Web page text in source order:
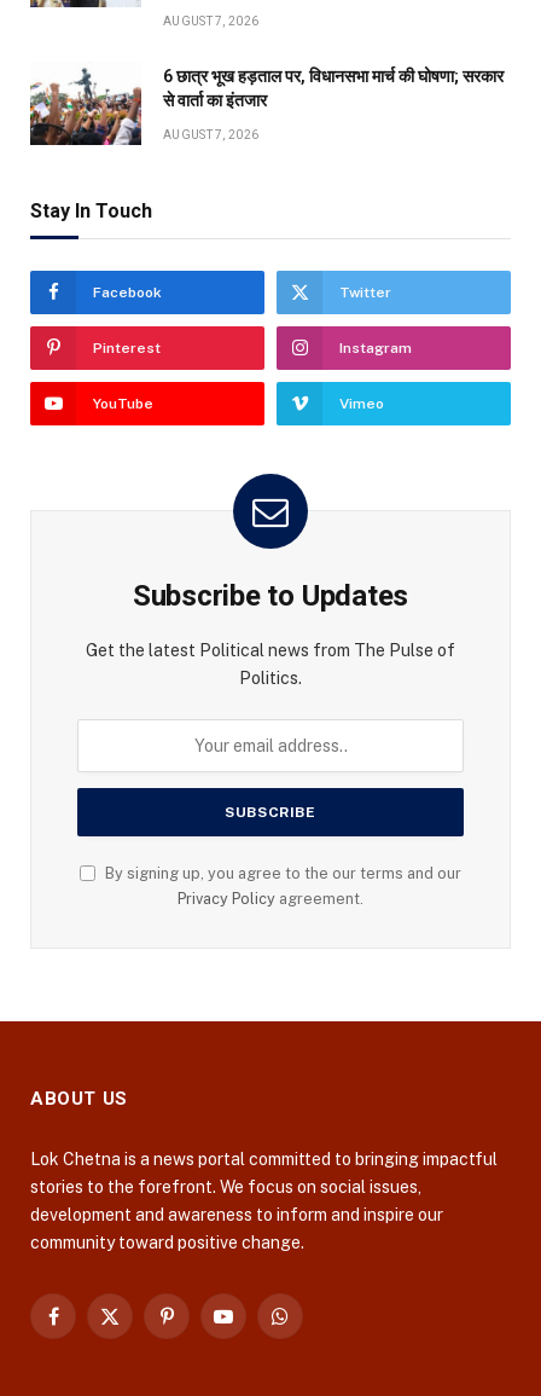
AUGUST 7, 2026
6 छात्र भूख हड़ताल पर, विधानसभा मार्च की घोषणा; सरकार
से वार्ता का इंतजार
AUGUST 7, 2026
Stay In Touch
Facebook Twitter
Pinterest Instagram
YouTube Vimeo
Subscribe to Updates
Get the latest Political news from The Pulse of
Politics.
By signing up, you agree to the our terms and our
Privacy Policy agreement.
ABOUT US
Lok Chetna is a news portal committed to bringing impactful
stories to the forefront. We focus on social issues,
development and awareness to inform and inspire our
community toward positive change.
Facebook
X
PinterestYouTubeWhatsApp